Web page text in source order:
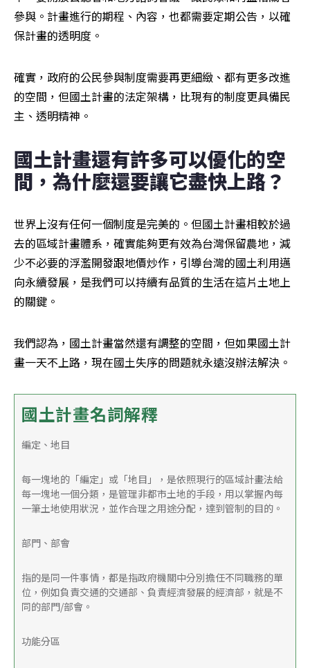
參與。計畫進行的期程、內容，也都需要定期公告，以確
保計畫的透明度。
確實，政府的公民參與制度需要再更細緻、都有更多改進
的空間，但國土計畫的法定架構，比現有的制度更具備民
主、透明精神。
國土計畫還有許多可以優化的空
間，為什麼還要讓它盡快上路？
世界上沒有任何一個制度是完美的。但國土計畫相較於過
去的區域計畫體系，確實能夠更有效為台灣保留農地，減
少不必要的浮濫開發跟地價炒作，引導台灣的國土利用邁
向永續發展，是我們可以持續有品質的生活在這片土地上
的關鍵。
我們認為，國土計畫當然還有調整的空間，但如果國土計
畫一天不上路，現在國土失序的問題就永遠沒辦法解決。
國土計畫名詞解釋
編定、地目
每一塊地的「編定」或「地目」，是依照現行的區域計畫法給
每一塊地一個分類，是管理非都市土地的手段，用以掌握內每
一筆土地使用狀況，並作合理之用途分配，達到管制的目的。
部門、部會
指的是同一件事情，都是指政府機關中分別擔任不同職務的單
位，例如負責交通的交通部、負責經濟發展的經濟部，就是不
同的部門/部會。
功能分區